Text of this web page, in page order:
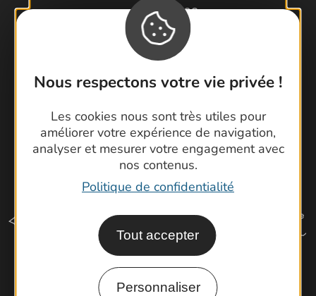
Nous respectons votre vie privée !
Les cookies nous sont très utiles pour
améliorer votre expérience de navigation,
analyser et mesurer votre engagement avec
nos contenus.
Politique de confidentialité
Tout accepter
Personnaliser
Brochures
Cartoguides et Topoguides
Latitude Gard
Comment venir ?